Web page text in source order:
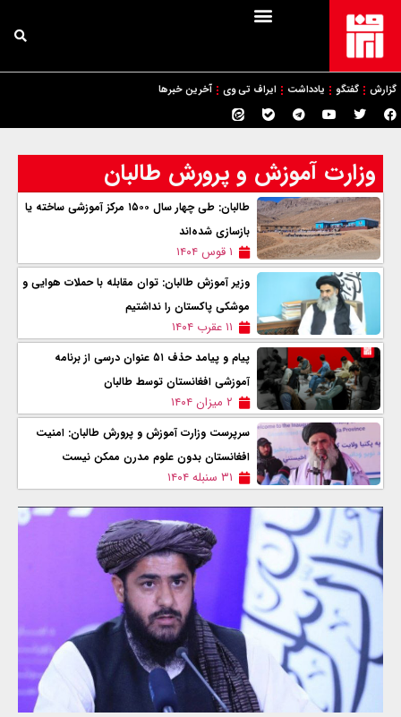
گزارش گفتگو یادداشت ایراف تی وی آخرین خبرها
وزارت آموزش و پرورش طالبان
طالبان: طی چهار سال ۱۵۰۰ مرکز آموزشی ساخته یا
بازسازی شده‌اند
۱ قوس ۱۴۰۴
وزیر آموزش طالبان: توان مقابله با حملات هوایی و
موشکی پاکستان را نداشتیم
۱۱ عقرب ۱۴۰۴
پیام و پیامد حذف ۵۱ عنوان درسی از برنامه
آموزشی افغانستان توسط طالبان
۲ میزان ۱۴۰۴
سرپرست وزارت آموزش و پرورش طالبان: امنیت
افغانستان بدون علوم مدرن ممکن نیست
۳۱ سنبله ۱۴۰۴